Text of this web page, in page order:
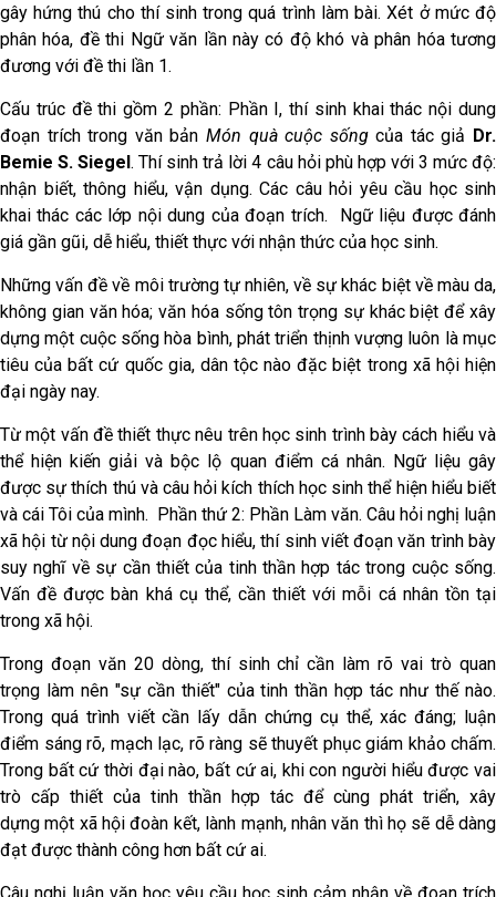
gây hứng thú cho thí sinh trong quá trình làm bài. Xét ở mức độ
phân hóa, đề thi Ngữ văn lần này có độ khó và phân hóa tương
đương với đề thi lần 1.
Cấu trúc đề thi gồm 2 phần: Phần I, thí sinh khai thác nội dung
đoạn trích trong văn bản Món quà cuộc sốngcủa tác giả Dr.
Bemie S. Siegel. Thí sinh trả lời 4 câu hỏi phù hợp với 3 mức độ:
nhận biết, thông hiểu, vận dụng. Các câu hỏi yêu cầu học sinh
khai thác các lớp nội dung của đoạn trích. Ngữ liệu được đánh
giá gần gũi, dễ hiểu, thiết thực với nhận thức của học sinh.
Những vấn đề về môi trường tự nhiên, về sự khác biệt về màu da,
không gian văn hóa; văn hóa sống tôn trọng sự khác biệt để xây
dựng một cuộc sống hòa bình, phát triển thịnh vượng luôn là mục
tiêu của bất cứ quốc gia, dân tộc nào đặc biệt trong xã hội hiện
đại ngày nay.
Từ một vấn đề thiết thực nêu trên học sinh trình bày cách hiểu và
thể hiện kiến giải và bộc lộ quan điểm cá nhân. Ngữ liệu gây
được sự thích thú và câu hỏi kích thích học sinh thể hiện hiểu biết
và cái Tôi của mình. Phần thứ 2: Phần Làm văn. Câu hỏi nghị luận
xã hội từ nội dung đoạn đọc hiểu, thí sinh viết đoạn văn trình bày
suy nghĩ về sự cần thiết của tinh thần hợp tác trong cuộc sống.
Vấn đề được bàn khá cụ thể, cần thiết với mỗi cá nhân tồn tại
trong xã hội.
Trong đoạn văn 20 dòng, thí sinh chỉ cần làm rõ vai trò quan
trọng làm nên "sự cần thiết" của tinh thần hợp tác như thế nào.
Trong quá trình viết cần lấy dẫn chứng cụ thể, xác đáng; luận
điểm sáng rõ, mạch lạc, rõ ràng sẽ thuyết phục giám khảo chấm.
Trong bất cứ thời đại nào, bất cứ ai, khi con người hiểu được vai
trò cấp thiết của tinh thần hợp tác để cùng phát triển, xây
dựng một xã hội đoàn kết, lành mạnh, nhân văn thì họ sẽ dễ dàng
đạt được thành công hơn bất cứ ai.